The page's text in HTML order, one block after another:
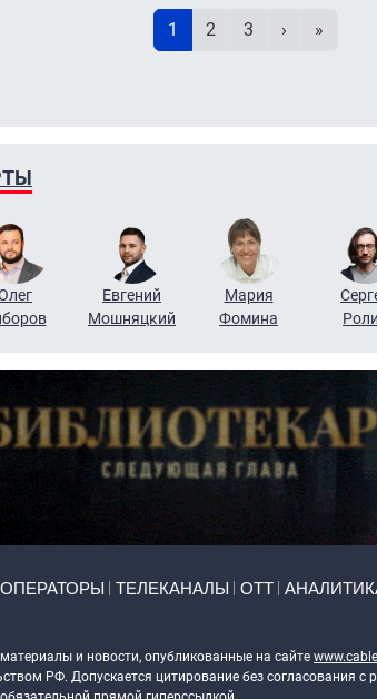
Текущая страница
1 Page
2 Page
3 Следующая
› »
Евгений
Мошняцкий
Мария
Фомина
ОПЕРАТОРЫ ТЕЛЕКАНАЛЫ ОТТ
и новости, опубликованные на сайте
РФ. Допускается цитирование без согласования с